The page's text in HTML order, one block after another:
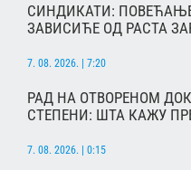
СИНДИКАТИ:
ЗАВИСИЋЕ ОД РАСТА
7. 08. 2026. | 7:20
РАД НА ОТВОРЕНОМ
СТЕПЕНИ: ШТА КАЖУ
7. 08. 2026. | 0:15